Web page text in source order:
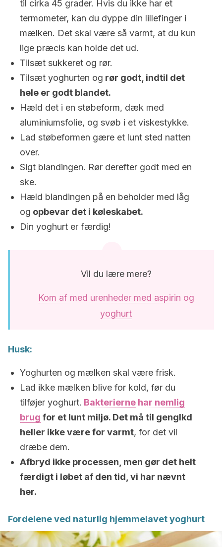
til cirka 45 grader. Hvis du ikke har et
termometer, kan du dyppe din lillefinger i
mælken. Det skal være så varmt, at du kun
lige præcis kan holde det ud.
Tilsæt sukkeret og rør.
Tilsæt yoghurten og rør godt, indtil det
hele er godt blandet.
Hæld det i en støbeform, dæk med
aluminiumsfolie, og svøb i et viskestykke.
Lad støbeformen gære et lunt sted natten
over.
Sigt blandingen. Rør derefter godt med en
ske.
Hæld blandingen på en beholder med låg
og opbevar det i køleskabet.
Din yoghurt er færdig!
Vil du lære mere?
Kom af med urenheder med aspirin og
yoghurt
Husk:
Yoghurten og mælken skal være frisk.
Lad ikke mælken blive for kold, før du
tilføjer yoghurt. Bakterierne har nemlig
brug for et lunt miljø. Det må til genglkd
heller ikke være for varmt, for det vil
dræbe dem.
Afbryd ikke processen, men gør det helt
færdigt i løbet af den tid, vi har nævnt
her.
Fordelene ved naturlig hjemmelavet yoghurt